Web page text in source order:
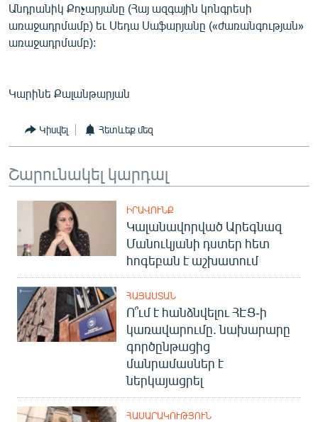
Անդրանիկ Քոչարյանը (Հայ ազգային կոնգրեսի
առաջադրմամբ) եւ Սեդա Սաֆարյանը («ժառանգության»
առաջադրմամբ):
Կարինե Քալանթարյան
Կիսվել Հետևեք մեզ
Շարունակել կարդալ
ԻՐԱՎՈՒՆՔ
Կալանավորված Արեգնազ
Մանուկյանի դստեր հետ
հոգեբան է աշխատում
ՀԱՅԱՍՏԱՆ
Ո՞ւմ է հանձնվելու ՀԷՑ-ի
կառավարումը. նախարարը
գործընթացից
մանրամասներ է
ներկայացրել
ՀԱՍԱՐԱԿՈՒԹՅՈՒՆ